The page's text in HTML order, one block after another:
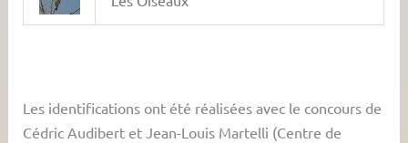
Les identifications ont été réalisées avec le concours de
Cédric Audibert et Jean-Louis Martelli (Centre de